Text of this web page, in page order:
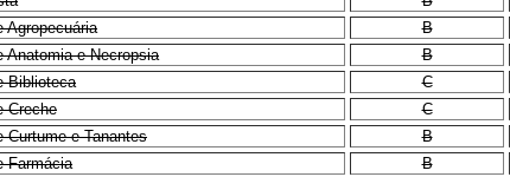
Agropecuária B
Anatomia e Necropsia B
Biblioteca C
Creche C
Curtume e Tanantes B
Farmácia B